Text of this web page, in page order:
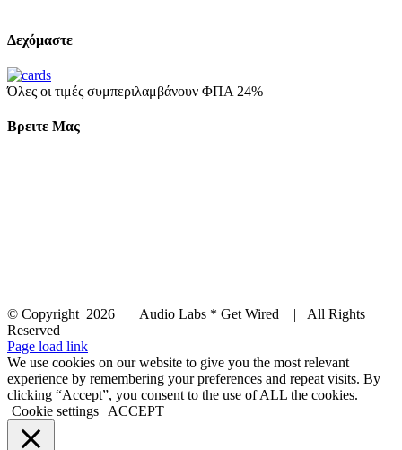
Δεχόμαστε
Όλες οι τιμές συμπεριλαμβάνουν ΦΠΑ 24%
Βρειτε Μας
© Copyright 2026 | Audio Labs * Get Wired | All Rights
Reserved
Facebook
Instagram
YouTube
LinkedIn
X
Page load link
We use cookies on our website to give you the most relevant
experience by remembering your preferences and repeat visits. By
clicking “Accept”, you consent to the use of ALL the cookies.
Cookie settings ACCEPT